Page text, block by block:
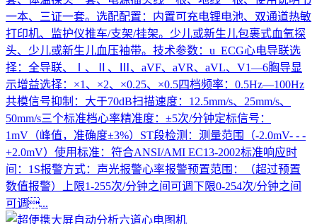
一本、三证一套。选配配置：内置可充电锂电池、双通道热敏
打印机、监护仪推车/支架/挂架。少儿或新生儿包裹式血氧探
头、少儿或新生儿血压袖带。技术参数：u ECG心电导联选
择：全导联、Ⅰ、Ⅱ、Ⅲ、aVF、aVR、aVL、V1—6胸导显
示增益选择：×1、×2、×0.25、×0.5四档频率：0.5Hz—100Hz
共模信号抑制：大于70dB扫描速度：12.5mm/s、25mm/s、
50mm/s三个标准档心率精准度：±5次/分钟定标信号：
1mV（峰值，准确度±3%）ST段检测：测量范围（-2.0mV- - -
+2.0mV）使用标准：符合ANSI/AMI EC13-2002标准响应时
间：1S报警方式：声光报警心率报警预置范围：（超过预置
数值报警）上限1-255次/分钟之间可调下限0-254次/分钟之间
可调...